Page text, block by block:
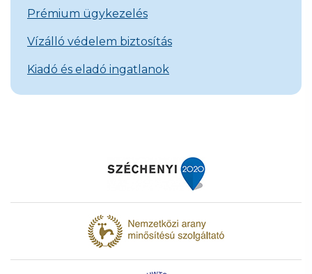
Prémium ügykezelés
Vízálló védelem biztosítás
Kiadó és eladó ingatlanok